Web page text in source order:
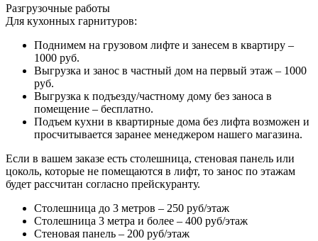
Разгрузочные работы
Для кухонных гарнитуров:
Поднимем на грузовом лифте и занесем в квартиру –
1000 руб.
Выгрузка и занос в частный дом на первый этаж – 1000
руб.
Выгрузка к подъезду/частному дому без заноса в
помещение – бесплатно.
Подъем кухни в квартирные дома без лифта возможен и
просчитывается заранее менеджером нашего магазина.
Если в вашем заказе есть столешница, стеновая панель или
цоколь, которые не помещаются в лифт, то занос по этажам
будет рассчитан согласно прейскуранту.
Столешница до 3 метров – 250 руб/этаж
Столешница 3 метра и более – 400 руб/этаж
Стеновая панель – 200 руб/этаж